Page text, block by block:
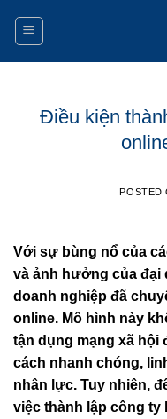
Điều kiện
POSTED
Với sự bùng nổ của
và ảnh hưởng của đại
doanh nghiệp đã
online. Mô hình này
tận dụng mạng xã hội
cách nhanh chóng,
nhân lực. Tuy nhiên,
việc thành lập công ty